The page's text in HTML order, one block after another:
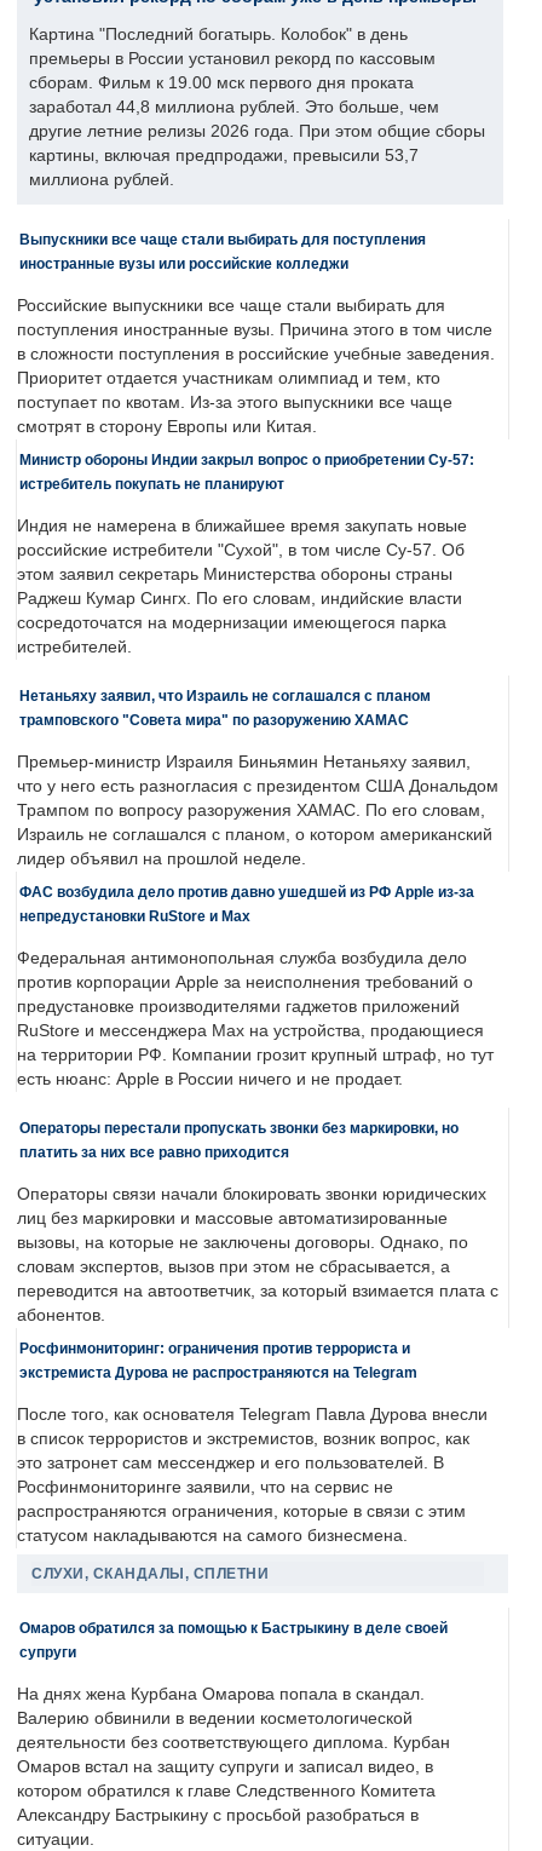
Картина "Последний богатырь. Колобок" в день
премьеры в России установил рекорд по кассовым
сборам. Фильм к 19.00 мск первого дня проката
заработал 44,8 миллиона рублей. Это больше, чем
другие летние релизы 2026 года. При этом общие сборы
картины, включая предпродажи, превысили 53,7
миллиона рублей.
Выпускники все чаще стали выбирать для поступления
иностранные вузы или российские колледжи
Российские выпускники все чаще стали выбирать для
поступления иностранные вузы. Причина этого в том числе
в сложности поступления в российские учебные заведения.
Приоритет отдается участникам олимпиад и тем, кто
поступает по квотам. Из-за этого выпускники все чаще
смотрят в сторону Европы или Китая.
Министр обороны Индии закрыл вопрос о приобретении Су-57:
истребитель покупать не планируют
Индия не намерена в ближайшее время закупать новые
российские истребители "Сухой", в том числе Су-57. Об
этом заявил секретарь Министерства обороны страны
Раджеш Кумар Сингх. По его словам, индийские власти
сосредоточатся на модернизации имеющегося парка
истребителей.
Нетаньяху заявил, что Израиль не соглашался с планом
трамповского "Совета мира" по разоружению ХАМАС
Премьер-министр Израиля Биньямин Нетаньяху заявил,
что у него есть разногласия с президентом США Дональдом
Трампом по вопросу разоружения ХАМАС. По его словам,
Израиль не соглашался с планом, о котором американский
лидер объявил на прошлой неделе.
ФАС возбудила дело против давно ушедшей из РФ Apple из-за
непредустановки RuStore и Max
Федеральная антимонопольная служба возбудила дело
против корпорации Apple за неисполнения требований о
предустановке производителями гаджетов приложений
RuStore и мессенджера Max на устройства, продающиеся
на территории РФ. Компании грозит крупный штраф, но тут
есть нюанс: Apple в России ничего и не продает.
Операторы перестали пропускать звонки без маркировки, но
платить за них все равно приходится
Операторы связи начали блокировать звонки юридических
лиц без маркировки и массовые автоматизированные
вызовы, на которые не заключены договоры. Однако, по
словам экспертов, вызов при этом не сбрасывается, а
переводится на автоответчик, за который взимается плата с
абонентов.
Росфинмониторинг: ограничения против террориста и
экстремиста Дурова не распространяются на Telegram
После того, как основателя Telegram Павла Дурова внесли
в список террористов и экстремистов, возник вопрос, как
это затронет сам мессенджер и его пользователей. В
Росфинмониторинге заявили, что на сервис не
распространяются ограничения, которые в связи с этим
статусом накладываются на самого бизнесмена.
СЛУХИ, СКАНДАЛЫ, СПЛЕТНИ
Омаров обратился за помощью к Бастрыкину в деле своей
супруги
На днях жена Курбана Омарова попала в скандал.
Валерию обвинили в ведении косметологической
деятельности без соответствующего диплома. Курбан
Омаров встал на защиту супруги и записал видео, в
котором обратился к главе Следственного Комитета
Александру Бастрыкину с просьбой разобраться в
ситуации.